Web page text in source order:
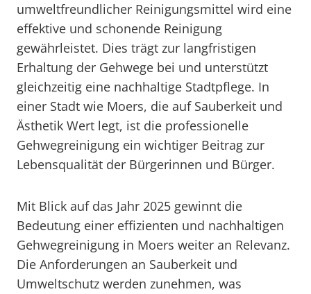
umweltfreundlicher Reinigungsmittel wird eine
effektive und schonende Reinigung
gewährleistet. Dies trägt zur langfristigen
Erhaltung der Gehwege bei und unterstützt
gleichzeitig eine nachhaltige Stadtpflege. In
einer Stadt wie Moers, die auf Sauberkeit und
Ästhetik Wert legt, ist die professionelle
Gehwegreinigung ein wichtiger Beitrag zur
Lebensqualität der Bürgerinnen und Bürger.
Mit Blick auf das Jahr 2025 gewinnt die
Bedeutung einer effizienten und nachhaltigen
Gehwegreinigung in Moers weiter an Relevanz.
Die Anforderungen an Sauberkeit und
Umweltschutz werden zunehmen, was